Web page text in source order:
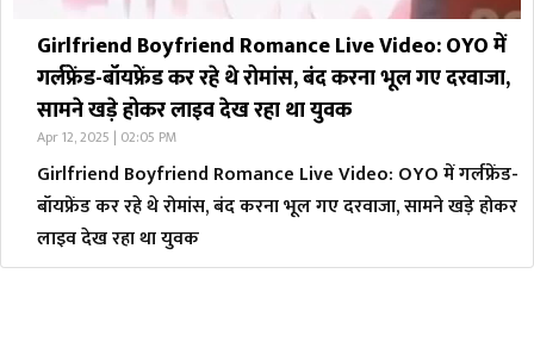
Girlfriend Boyfriend Romance Live Video: OYO में
गर्लफ्रेंड-बॉयफ्रेंड कर रहे थे रोमांस, बंद करना भूल गए दरवाजा,
सामने खड़े होकर लाइव देख रहा था युवक
Apr 12, 2025 | 02:05 PM
Girlfriend Boyfriend Romance Live Video: OYO में गर्लफ्रेंड-
बॉयफ्रेंड कर रहे थे रोमांस, बंद करना भूल गए दरवाजा, सामने खड़े होकर
लाइव देख रहा था युवक